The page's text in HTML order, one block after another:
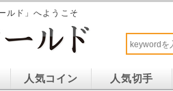
ルド」へようこそ
人気コイン 人気切手